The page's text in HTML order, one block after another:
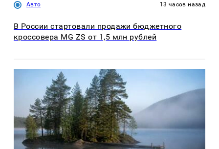
Авто 13 часов назад
В России стартовали продажи бюджетного
кроссовера MG ZS от 1,5 млн рублей